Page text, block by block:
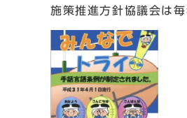
施策推進方針協議会は